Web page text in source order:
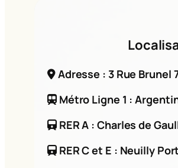
Adresse : 3 Rue Brunel
Métro Ligne 1 :
RER A : Charles de
RER C et E : Neuilly